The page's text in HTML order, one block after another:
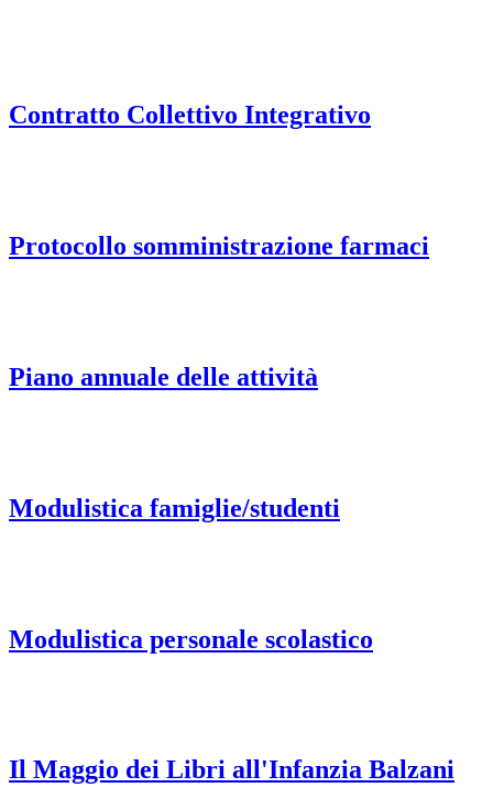
Contratto Collettivo Integrativo
Protocollo somministrazione farmaci
Piano annuale delle attività
Modulistica famiglie/studenti
Modulistica personale scolastico
Il Maggio dei Libri all'Infanzia Balzani